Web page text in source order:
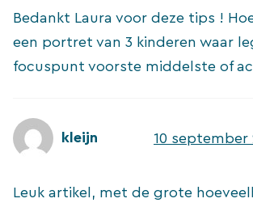
Bedankt Laura voor deze tips !
een portret van 3 kinderen waar
focuspunt voorste middelste of
kleijn 10 september
Leuk artikel, met de grote